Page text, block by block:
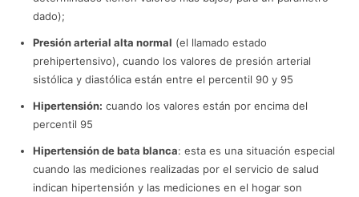
dado);
Presión arterial alta normal (el llamado estado
prehipertensivo), cuando los valores de presión arterial
sistólica y diastólica están entre el percentil 90 y 95
Hipertensión: cuando los valores están por encima del
percentil 95
Hipertensión de bata blanca: esta es una situación especial
cuando las mediciones realizadas por el servicio de salud
indican hipertensión y las mediciones en el hogar son